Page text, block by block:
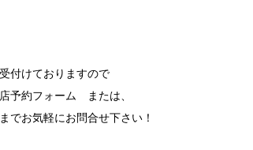
付けておりますので
予約フォーム または、
でお気軽にお問合せ下さい！